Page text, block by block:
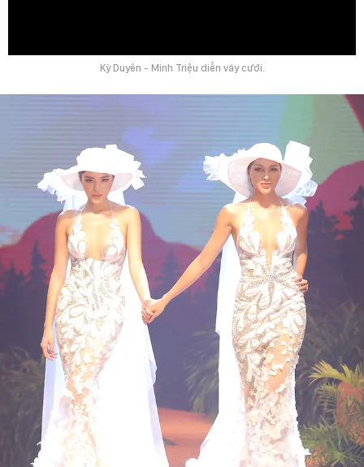
Kỳ Duyên - Minh Triệu diễn váy cưới.